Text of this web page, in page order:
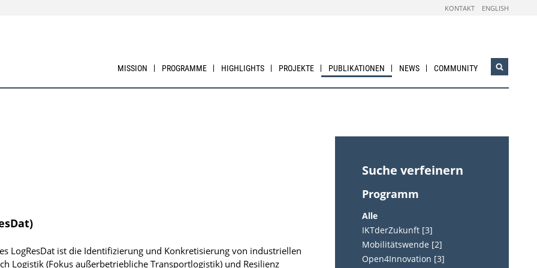
KONTAKT ENGLISH
MISSION PROGRAMME HIGHLIGHTS PROJEKTE PUBLIKATIONEN NEWS COMMUNITY
LogResDat ist die Identifizierung und Konkretisierung von industriellen
Logistik (Fokus außerbetriebliche Transportlogistik) und Resilienz
Suche verfeinern
Programm
Alle
IKTderZukunft [3]
Mobilitätswende [2]
Open4Innovation [3]